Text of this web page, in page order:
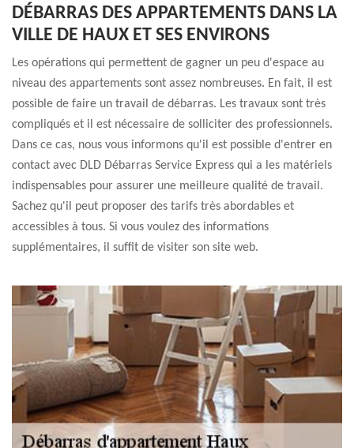
DÉBARRAS DES APPARTEMENTS DANS LA
VILLE DE HAUX ET SES ENVIRONS
Les opérations qui permettent de gagner un peu d'espace au
niveau des appartements sont assez nombreuses. En fait, il est
possible de faire un travail de débarras. Les travaux sont très
compliqués et il est nécessaire de solliciter des professionnels.
Dans ce cas, nous vous informons qu'il est possible d'entrer en
contact avec DLD Débarras Service Express qui a les matériels
indispensables pour assurer une meilleure qualité de travail.
Sachez qu'il peut proposer des tarifs très abordables et
accessibles à tous. Si vous voulez des informations
supplémentaires, il suffit de visiter son site web.